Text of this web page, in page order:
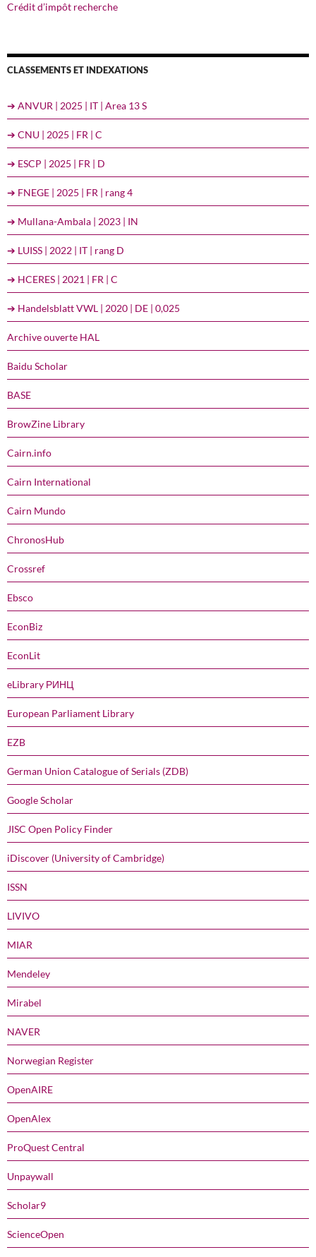
Crédit d’impôt recherche
CLASSEMENTS ET INDEXATIONS
➔ ANVUR | 2025 | IT | Area 13 S
➔ CNU | 2025 | FR | C
➔ ESCP | 2025 | FR | D
➔ FNEGE | 2025 | FR | rang 4
➔ Mullana-Ambala | 2023 | IN
➔ LUISS | 2022 | IT | rang D
➔ HCERES | 2021 | FR | C
➔ Handelsblatt VWL | 2020 | DE | 0,025
Archive ouverte HAL
Baidu Scholar
BASE
BrowZine Library
Cairn.info
Cairn International
Cairn Mundo
ChronosHub
Crossref
Ebsco
EconBiz
EconLit
eLibrary РИНЦ
European Parliament Library
EZB
German Union Catalogue of Serials (ZDB)
Google Scholar
JISC Open Policy Finder
iDiscover (University of Cambridge)
ISSN
LIVIVO
MIAR
Mendeley
Mirabel
NAVER
Norwegian Register
OpenAIRE
OpenAlex
ProQuest Central
Unpaywall
Scholar9
ScienceOpen